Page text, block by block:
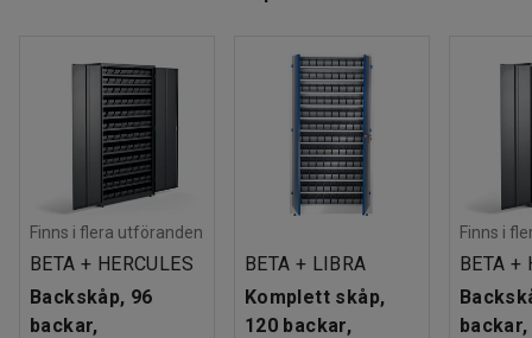
Finns i flera utföranden
BETA + HERCULES
Backskåp, 96
backar,
BETA + LIBRA
Komplett skåp,
120 backar,
Finns i
BETA +
backar,